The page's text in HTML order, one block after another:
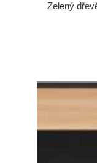
Zelený